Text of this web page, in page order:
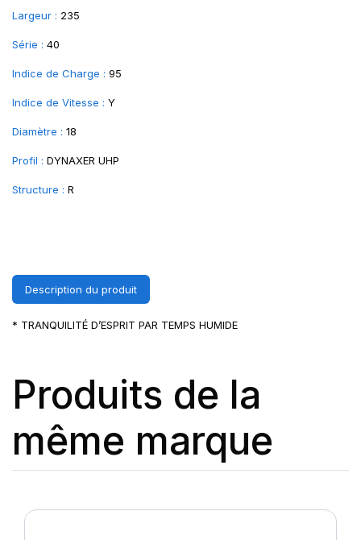
Largeur : 235
Série : 40
Indice de Charge : 95
Indice de Vitesse : Y
Diamètre : 18
Profil : DYNAXER UHP
Structure : R
Description du produit
* TRANQUILITÉ D’ESPRIT PAR TEMPS HUMIDE
Produits de la
même marque